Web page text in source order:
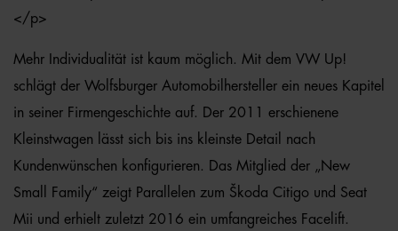
</p>
Mehr Individualität ist kaum möglich. Mit dem VW Up!
schlägt der Wolfsburger Automobilhersteller ein neues Kapitel
in seiner Firmengeschichte auf. Der 2011 erschienene
Kleinstwagen lässt sich bis ins kleinste Detail nach
Kundenwünschen konfigurieren. Das Mitglied der „New
Small Family“ zeigt Parallelen zum Škoda Citigo und Seat
Mii und erhielt zuletzt 2016 ein umfangreiches Facelift.